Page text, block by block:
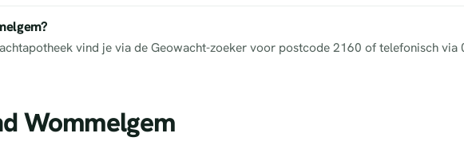
vind je via de Geowacht-zoeker voor postcode 2160 of telefonisch via
Wommelgem